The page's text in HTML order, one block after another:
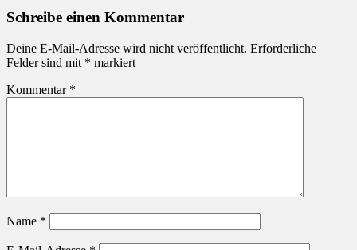
Schreibe einen Kommentar
Deine E-Mail-Adresse wird nicht veröffentlicht. Erforderliche
Felder sind mit * markiert
Kommentar *
Name *